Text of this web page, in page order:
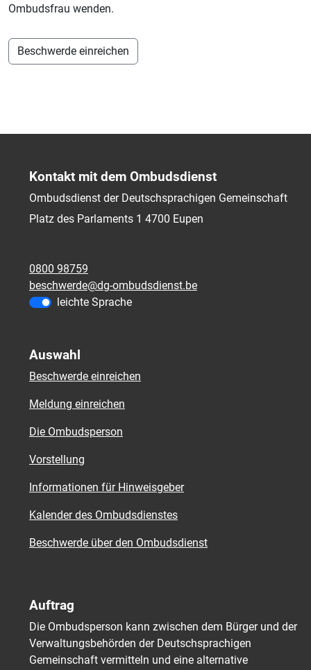
Ombudsfrau wenden.
Beschwerde einreichen
Kontakt mit dem Ombudsdienst
Ombudsdienst der Deutschsprachigen Gemeinschaft
Platz des Parlaments 1 4700 Eupen
0800 98759
beschwerde@dg-ombudsdienst.be
leichte Sprache
Auswahl
Beschwerde einreichen
Meldung einreichen
Die Ombudsperson
Vorstellung
Informationen für Hinweisgeber
Kalender des Ombudsdienstes
Beschwerde über den Ombudsdienst
Auftrag
Die Ombudsperson kann zwischen dem Bürger und der
Verwaltungsbehörden der Deutschsprachigen
Gemeinschaft vermitteln und eine alternative